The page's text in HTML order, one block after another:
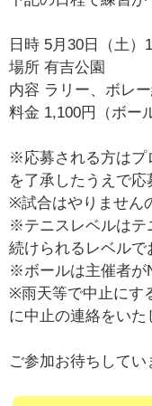
日時 5月30日（土）
場所 有吉公園
内容 ラリー、ボレ
料金 1,100円（ボー
※応募される方はプ
を了承したうえで応
※試合はやりません
※テニスレベルはテ
続けられるレベルで
※ボールは主催者が
※雨天等で中止にす
に中止の連絡をいた
ご参加お待ちしてい